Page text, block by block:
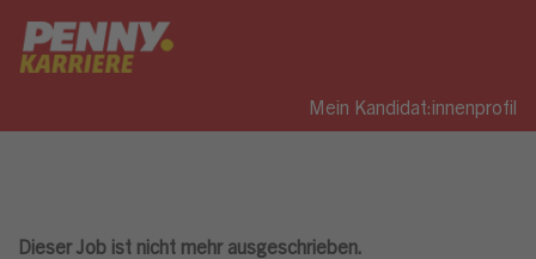
Mein Kandidat:innenprofil
Dieser Job ist nicht mehr ausgeschrieben.